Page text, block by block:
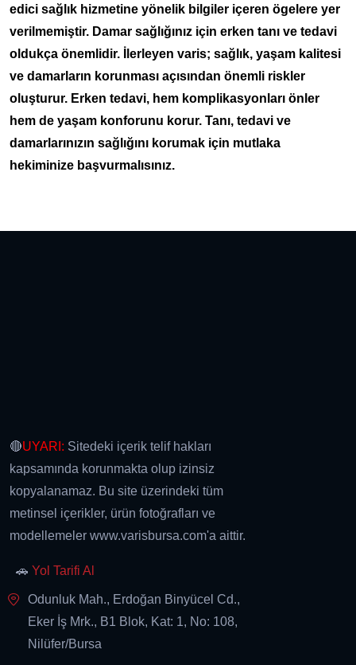
edici sağlık hizmetine yönelik bilgiler içeren ögelere yer
verilmemiştir. Damar sağlığınız için erken tanı ve tedavi
oldukça önemlidir. İlerleyen varis; sağlık, yaşam kalitesi
ve damarların korunması açısından önemli riskler
oluşturur. Erken tedavi, hem komplikasyonları önler
hem de yaşam konforunu korur. Tanı, tedavi ve
damarlarınızın sağlığını korumak için mutlaka
hekiminize başvurmalısınız.
🔴UYARI: Sitedeki içerik telif hakları
kapsamında korunmakta olup izinsiz
kopyalanamaz. Bu site üzerindeki tüm
metinsel içerikler, ürün fotoğrafları ve
modellemeler www.varisbursa.com'a aittir.
🚗 Yol Tarifi Al
Odunluk Mah., Erdoğan Binyücel Cd.,
Eker İş Mrk., B1 Blok, Kat: 1, No: 108,
Nilüfer/Bursa